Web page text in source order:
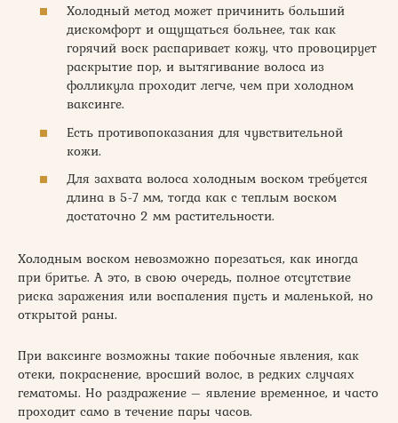
Холодный метод может причинить больший
дискомфорт и ощущаться больнее, так как
горячий воск распаривает кожу, что провоцирует
раскрытие пор, и вытягивание волоса из
фолликула проходит легче, чем при холодном
ваксинге.
Есть противопоказания для чувствительной
кожи.
Для захвата волоса холодным воском требуется
длина в 5-7 мм, тогда как с теплым воском
достаточно 2 мм растительности.
Холодным воском невозможно порезаться, как иногда
при бритье. А это, в свою очередь, полное отсутствие
риска заражения или воспаления пусть и маленькой, но
открытой раны.
При ваксинге возможны такие побочные явления, как
отеки, покраснение, вросший волос, в редких случаях
гематомы. Но раздражение – явление временное, и часто
проходит само в течение пары часов.